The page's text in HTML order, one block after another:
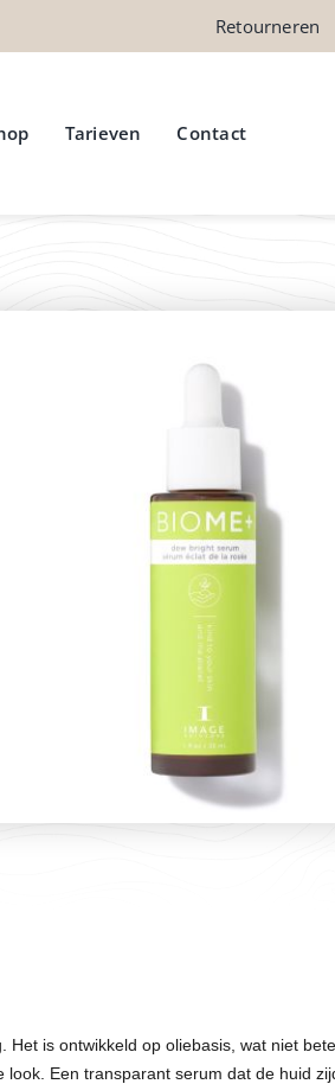
Retourneren
Tarieven Contact
is ontwikkeld op oliebasis, wat niet
Een transparant serum dat de huid